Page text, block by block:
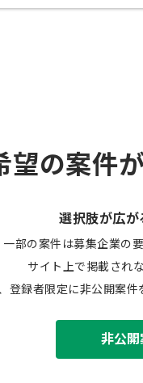
望の案件
選択肢が広が
一部の案件は募集企業の
サイト上で掲載され
登録者限定に非公開案
非公